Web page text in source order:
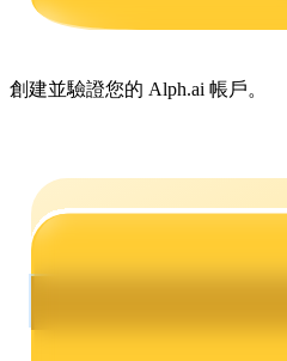
交易策略
創建並驗證您的 Alph.ai 帳戶。